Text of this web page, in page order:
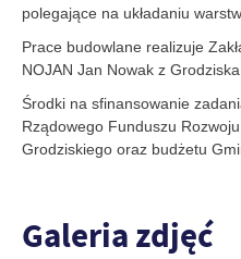
polegające na układaniu
Prace budowlane realizuje
NOJAN Jan Nowak z
Środki na sfinansowanie
Rządowego Funduszu
Grodziskiego oraz budżetu
Galeria zdjęć